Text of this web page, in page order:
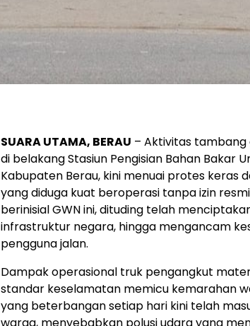
SUARA UTAMA, BERAU – Aktivitas tambang
di belakang Stasiun Pengisian Bahan Bakar
Kabupaten Berau, kini menuai protes keras
yang diduga kuat beroperasi tanpa izin
berinisial GWN ini, dituding telah
infrastruktur negara, hingga mengancam
pengguna jalan.
Dampak operasional truk pengangkut
standar keselamatan memicu kemarahan
yang beterbangan setiap hari kini telah
warga, menyebabkan polusi udara yang